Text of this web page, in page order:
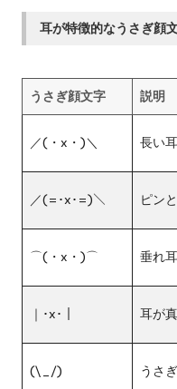
耳が特徴的なうさぎ顔
うさぎ顔文字 説明
／(・x・)＼ 長い
／(=･x･=)＼ ピン
⌒(・x・)⌒ 垂れ
｜･x･｜ 耳が
(\_/) うさ